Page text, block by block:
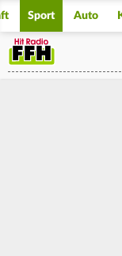
Sport Auto